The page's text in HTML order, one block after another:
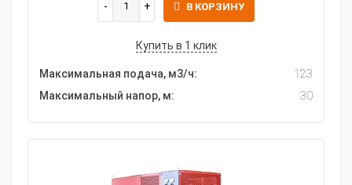
В КОРЗИНУ
Купить в 1 клик
Максимальная подача, м3/ч:
123
Максимальный напор, м:
30